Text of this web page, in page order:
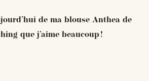
de ma blouse Anthea de
que j’aime beaucoup !